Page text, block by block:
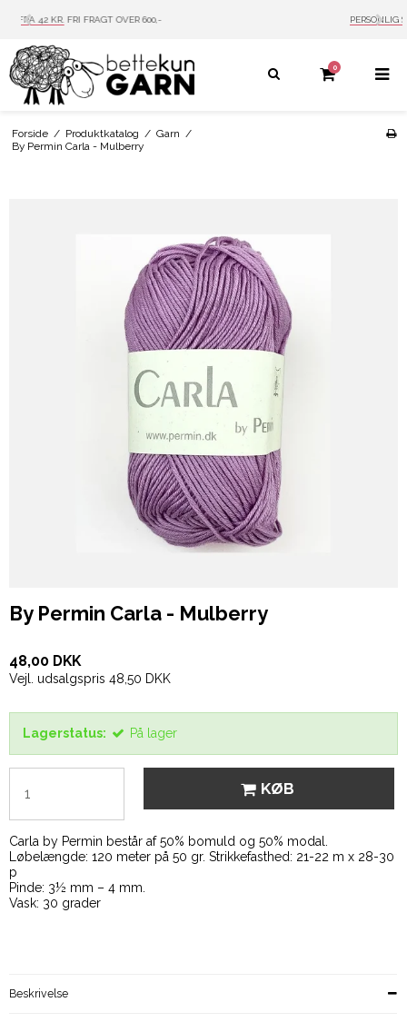
PERSONLIG SERVICE MAIL: INFO@BETTEKUN.DK
0
Forside / Produktkatalog / Garn /
By Permin Carla - Mulberry
By Permin Carla - Mulberry
48,00 DKK
Vejl. udsalgspris 48,50 DKK
Lagerstatus: På lager
KØB
Carla by Permin består af 50% bomuld og 50% modal.
Løbelængde: 120 meter på 50 gr. Strikkefasthed: 21-22 m x 28-30
p
Pinde: 3½ mm – 4 mm.
Vask: 30 grader
Beskrivelse